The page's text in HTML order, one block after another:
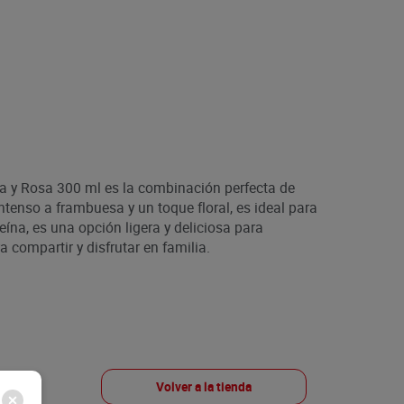
y Rosa 300 ml es la combinación perfecta de
a frambuesa y un toque floral, es ideal para
es una opción ligera y deliciosa para
compartir y disfrutar en familia.
Volver a la tienda